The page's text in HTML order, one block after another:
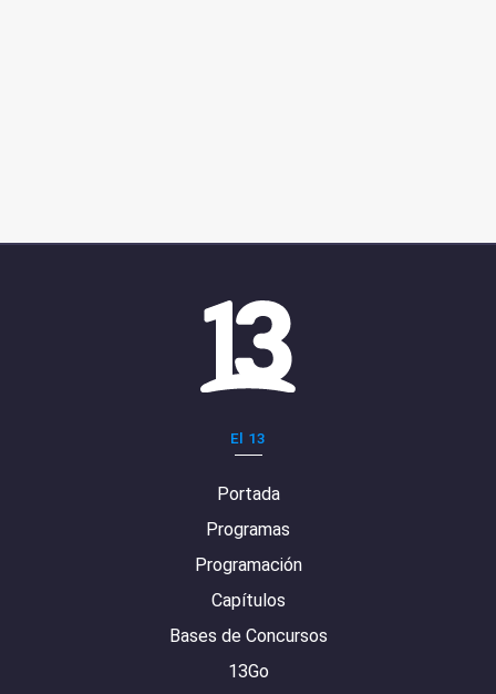
El 13
Portada
Programas
Programación
Capítulos
Bases de Concursos
13Go